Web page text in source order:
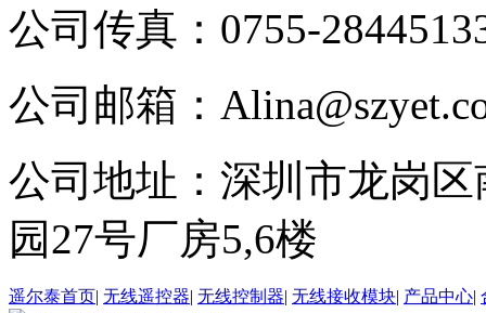
公司传真：0755-
公司邮箱：
公司地址：深圳市龙岗
园27号厂房5,6楼
遥尔泰首页| 无线遥控器| 无线控制器| 无线接收模块| 产品中心|